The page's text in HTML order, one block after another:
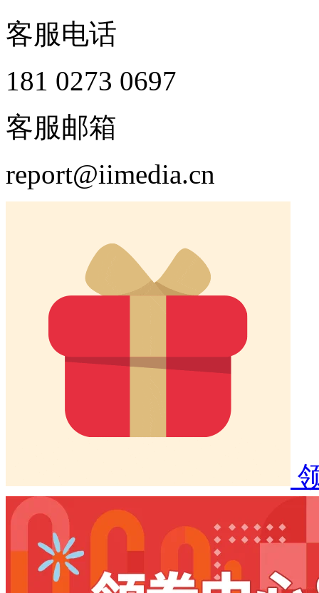
客服电话
181 0273 0697
客服邮箱
report@iimedia.cn